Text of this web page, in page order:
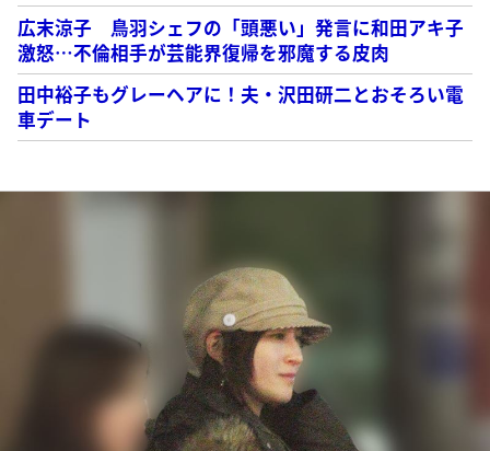
広末涼子 鳥羽シェフの「頭悪い」発言に和田アキ子
激怒…不倫相手が芸能界復帰を邪魔する皮肉
田中裕子もグレーヘアに！夫・沢田研二とおそろい電
車デート